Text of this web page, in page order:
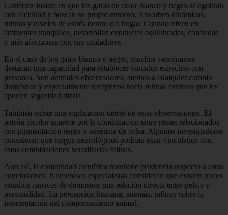
Gutiérrez insiste en que los gatos de color blanco y negro se agobian
con facilidad y buscan su propio entorno. Absorben dinámicas,
rutinas y niveles de estrés dentro del hogar. Cuando viven en
ambientes tranquilos, desarrollan conductas equilibradas, confiadas
y más afectuosas con sus cuidadores.
En el caso de los gatos blanco y negro, muchos veterinarios
destacan una capacidad para establecer vínculos estrechos con
personas. Son animales observadores, atentos a cualquier cambio
doméstico y especialmente receptivos hacia rutinas estables que les
aporten seguridad diaria.
También existe una explicación detrás de estas observaciones. El
patrón bicolor aparece por la combinación entre genes relacionados
con pigmentación negra y ausencia de color. Algunos investigadores
consideran que rasgos neurológicos podrían estar vinculados con
estas combinaciones hereditarias felinas.
Aun así, la comunidad científica mantiene prudencia respecto a estas
conclusiones. Numerosos especialistas consideran que existen pocos
estudios capaces de demostrar una relación directa entre pelaje y
personalidad. La percepción humana, además, influye sobre la
interpretación del comportamiento animal.